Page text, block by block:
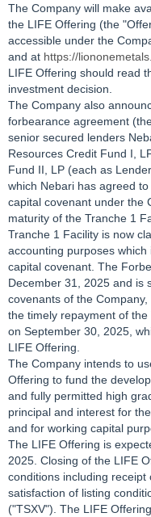
The Company will make
the LIFE Offering (the
accessible under the
and at https://
LIFE Offering should read
investment decision.
The Company also
forbearance agreement
senior secured lenders
Resources Credit Fund I,
Fund II, LP (each as
which Nebari has agreed
capital covenant under the
maturity of the Tranche 1
Tranche 1 Facility is now
accounting purposes
capital covenant. The
December 31, 2025 and is
covenants of the
the timely repayment of
on September 30, 2025,
LIFE Offering.
The Company intends to
Offering to fund the
and fully permitted high
principal and interest for
and for working capital
The LIFE Offering is
2025. Closing of the LIFE
conditions including
satisfaction of listing
("TSXV"). The LIFE